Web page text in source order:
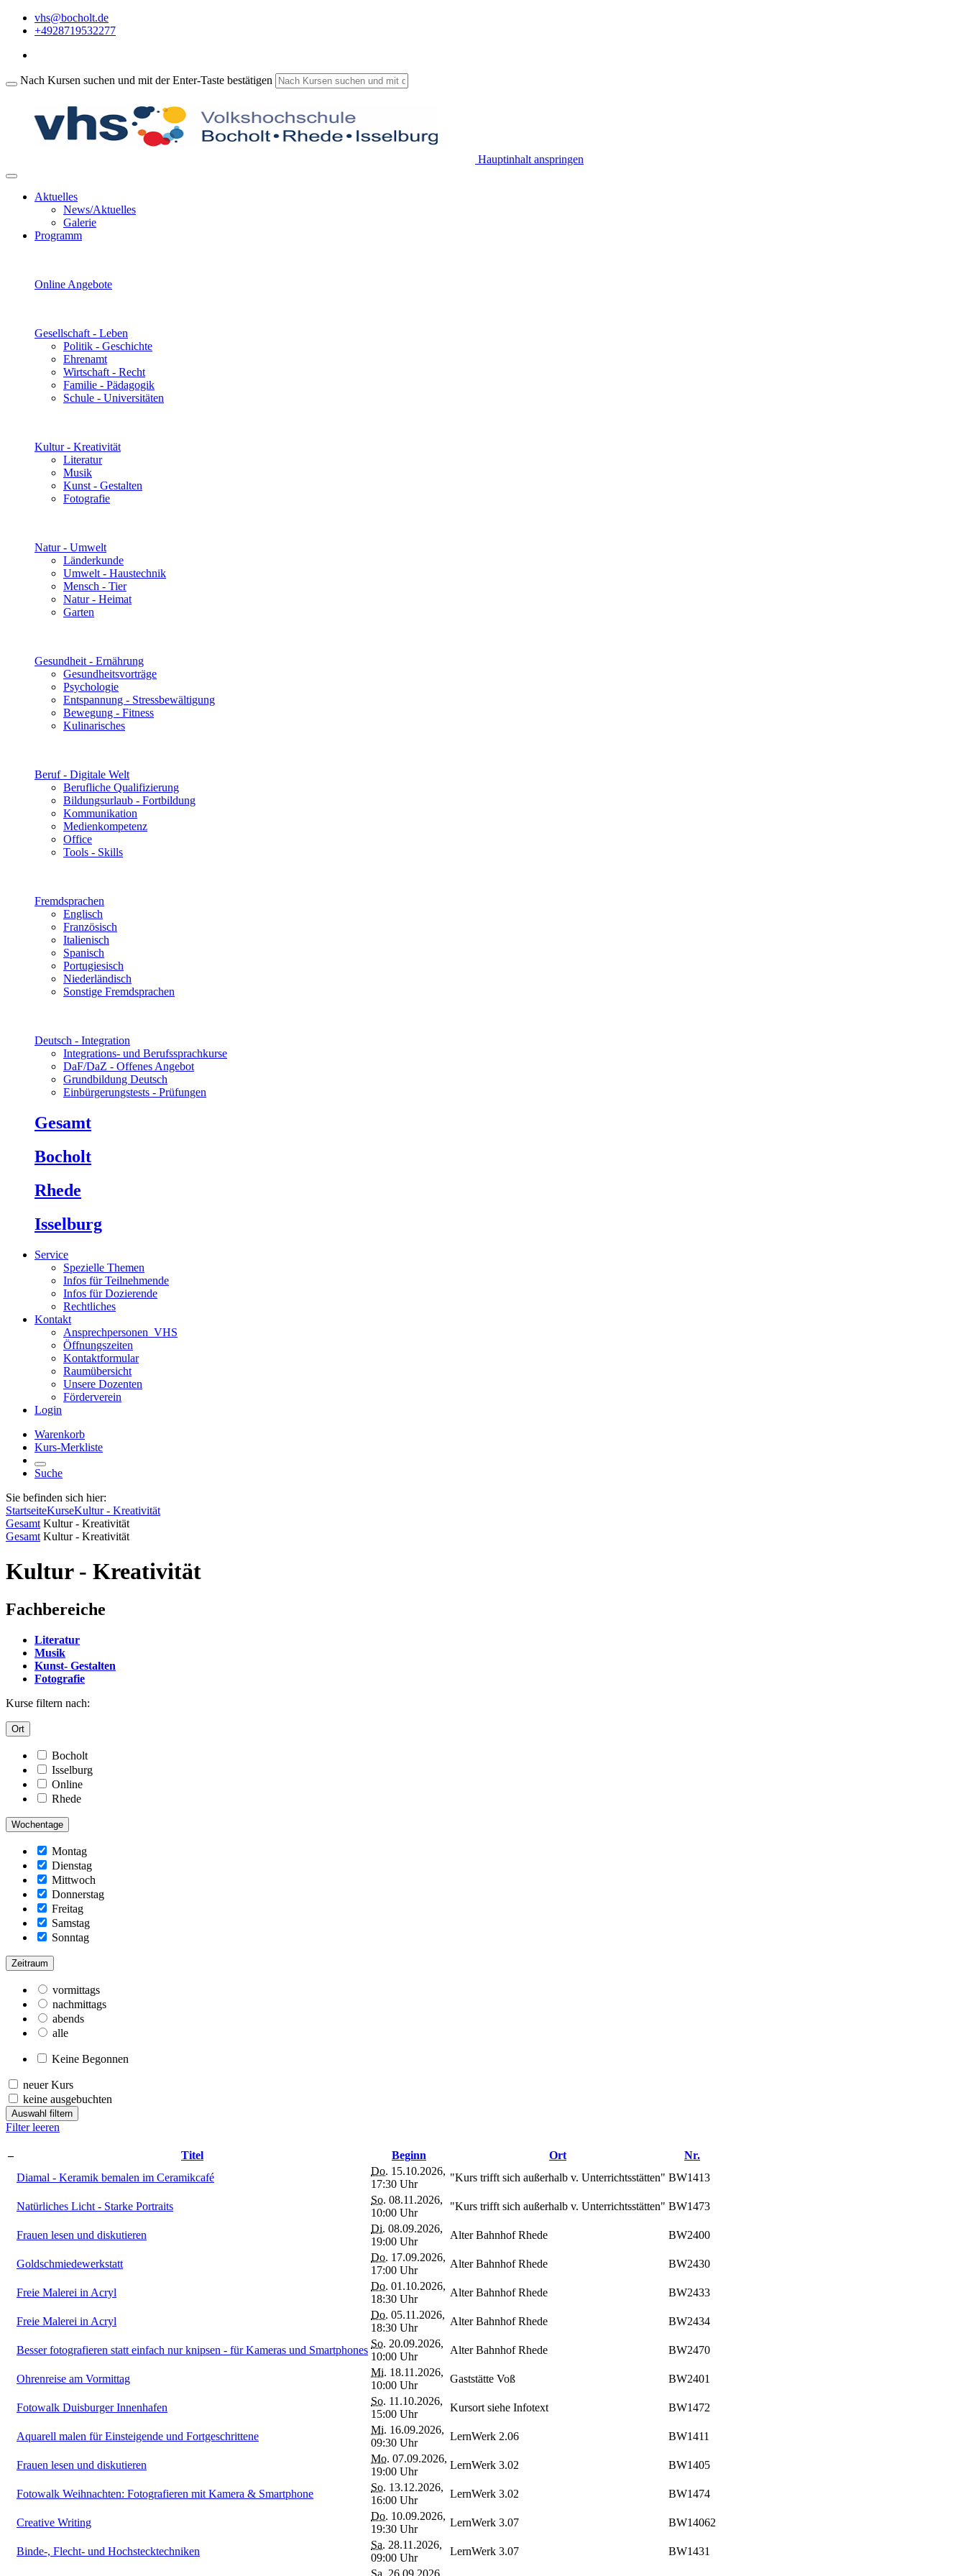
vhs@bocholt.de
+4928719532277
Nach Kursen suchen und mit der Enter-Taste bestätigen
Hauptinhalt anspringen
Aktuelles
News/Aktuelles
Galerie
Programm
Online Angebote
Gesellschaft - Leben
Politik - Geschichte
Ehrenamt
Wirtschaft - Recht
Familie - Pädagogik
Schule - Universitäten
Kultur - Kreativität
Literatur
Musik
Kunst - Gestalten
Fotografie
Natur - Umwelt
Länderkunde
Umwelt - Haustechnik
Mensch - Tier
Natur - Heimat
Garten
Gesundheit - Ernährung
Gesundheitsvorträge
Psychologie
Entspannung - Stressbewältigung
Bewegung - Fitness
Kulinarisches
Beruf - Digitale Welt
Berufliche Qualifizierung
Bildungsurlaub - Fortbildung
Kommunikation
Medienkompetenz
Office
Tools - Skills
Fremdsprachen
Englisch
Französisch
Italienisch
Spanisch
Portugiesisch
Niederländisch
Sonstige Fremdsprachen
Deutsch - Integration
Integrations- und Berufssprachkurse
DaF/DaZ - Offenes Angebot
Grundbildung Deutsch
Einbürgerungstests - Prüfungen
Gesamt
Bocholt
Rhede
Isselburg
Service
Spezielle Themen
Infos für Teilnehmende
Infos für Dozierende
Rechtliches
Kontakt
Ansprechpersonen_VHS
Öffnungszeiten
Kontaktformular
Raumübersicht
Unsere Dozenten
Förderverein
Login
Warenkorb
Kurs-Merkliste
Suche
Sie befinden sich hier:
StartseiteKurseKultur - Kreativität
Gesamt Kultur - Kreativität
Gesamt Kultur - Kreativität
Kultur - Kreativität
Fachbereiche
Literatur
Musik
Kunst- Gestalten
Fotografie
Kurse filtern nach:
Ort
Bocholt
Isselburg
Online
Rhede
Wochentage
Montag
Dienstag
Mittwoch
Donnerstag
Freitag
Samstag
Sonntag
Zeitraum
vormittags
nachmittags
abends
alle
Keine Begonnen
neuer Kurs
keine ausgebuchten
Auswahl filtern
Filter leeren
– Titel Beginn Ort
Nr.
Diamal - Keramik bemalen im Ceramikcafé
Do. 15.10.2026,
17:30 Uhr
"Kurs trifft sich außerhalb v. Unterrichtsstätten" BW1413
Natürliches Licht - Starke Portraits
So. 08.11.2026,
10:00 Uhr
"Kurs trifft sich außerhalb v. Unterrichtsstätten" BW1473
Frauen lesen und diskutieren
Di. 08.09.2026,
19:00 Uhr
Alter Bahnhof Rhede BW2400
Goldschmiedewerkstatt
Do. 17.09.2026,
17:00 Uhr
Alter Bahnhof Rhede BW2430
Freie Malerei in Acryl
Do. 01.10.2026,
18:30 Uhr
Alter Bahnhof Rhede BW2433
Freie Malerei in Acryl
Do. 05.11.2026,
18:30 Uhr
Alter Bahnhof Rhede BW2434
Besser fotografieren statt einfach nur knipsen - für Kameras und Smartphones
So. 20.09.2026,
10:00 Uhr
Alter Bahnhof Rhede BW2470
Ohrenreise am Vormittag
Mi. 18.11.2026,
10:00 Uhr
Gaststätte Voß BW2401
Fotowalk Duisburger Innenhafen
So. 11.10.2026,
15:00 Uhr
Kursort siehe Infotext BW1472
Aquarell malen für Einsteigende und Fortgeschrittene
Mi. 16.09.2026,
09:30 Uhr
LernWerk 2.06 BW1411
Frauen lesen und diskutieren
Mo. 07.09.2026,
19:00 Uhr
LernWerk 3.02 BW1405
Fotowalk Weihnachten: Fotografieren mit Kamera & Smartphone
So. 13.12.2026,
16:00 Uhr
LernWerk 3.02 BW1474
Creative Writing
Do. 10.09.2026,
19:30 Uhr
LernWerk 3.07 BW14062
Binde-, Flecht- und Hochstecktechniken
Sa. 28.11.2026,
09:00 Uhr
LernWerk 3.07 BW1431